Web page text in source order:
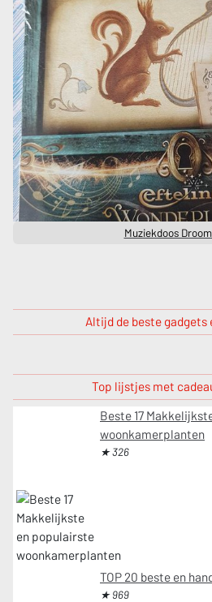
Muziekdoos
Altijd de beste gadgets
Top lijstjes met
Beste 17
woonkamerplanten
★ 326
TOP 20 beste en
★ 969